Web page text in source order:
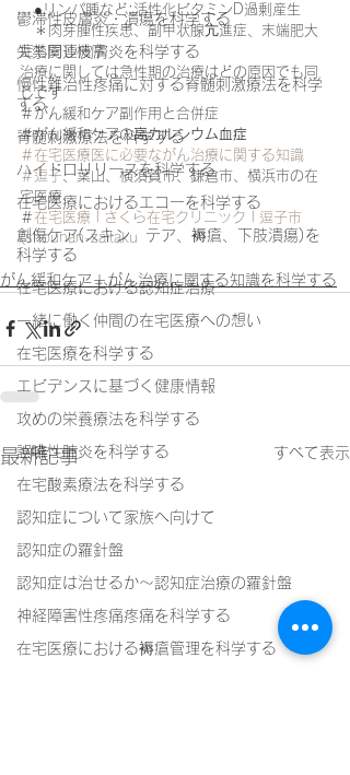
鬱滞性皮膚炎・潰瘍を科学する
失禁関連皮膚炎を科学する
慢性難治性疼痛に対する脊髄刺激療法を科学
する
脊髄刺激療法を科学する
ハイドロリリースを科学する
在宅医療におけるエコーを科学する
創傷ケア(スキン テア、褥瘡、下肢潰瘍)を
科学する
在宅医療における認知症治療
一緒に働く仲間の在宅医療への想い
在宅医療を科学する
エビデンスに基づく健康情報
攻めの栄養療法を科学する
誤嚥性肺炎を科学する
在宅酸素療法を科学する
認知症について家族へ向けて
認知症の羅針盤
認知症は治せるか～認知症治療の羅針盤
神経障害性疼痛疼痛を科学する
在宅医療における褥瘡管理を科学する
●リンパ腫など:活性化ビタミンD過剰産生
＊肉芽腫性疾患、副甲状腺亢進症、末端肥大
症も同じ機序
治療に関しては急性期の治療はどの原因でも同
じです
＃がん緩和ケア副作用と合併症
＃がん緩和ケアの高カルシウム血症
＃在宅医療医に必要ながん治療に関する知識
＃逗子 、葉山、横須賀市、鎌倉市、横浜市の在
宅医療
＃ 在宅医療 | さくら在宅クリニック | 逗子市
(shounan-zaitaku
がん緩和ケア＋がん治療に関する知識を科学する
最新記事 すべて表示